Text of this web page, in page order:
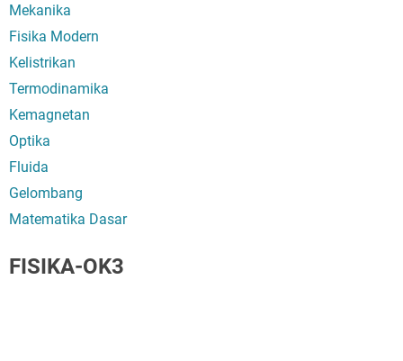
Mekanika
Fisika Modern
Kelistrikan
Termodinamika
Kemagnetan
Optika
Fluida
Gelombang
Matematika Dasar
FISIKA-OK3